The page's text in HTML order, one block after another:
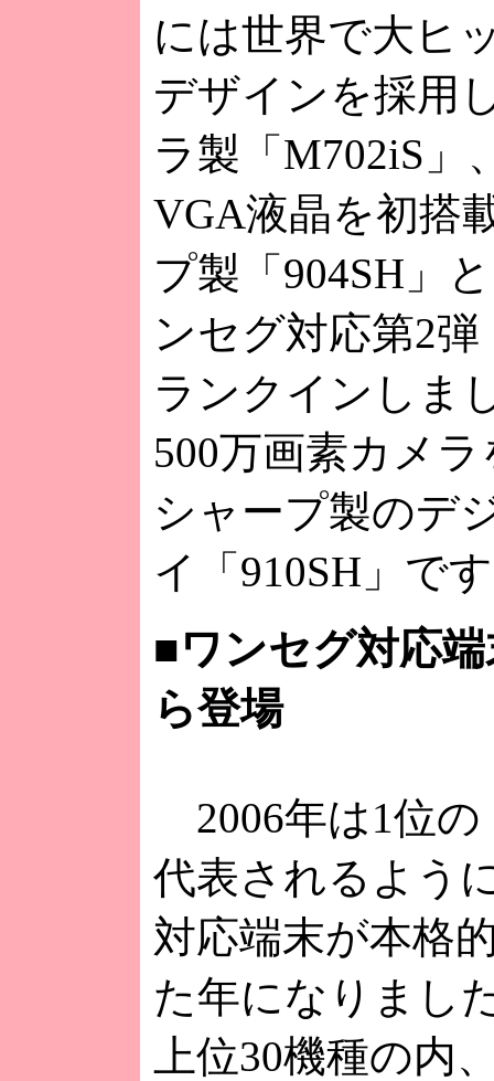
には世界で大ヒ
デザインを採用
ラ製「M702iS」
VGA液晶を初搭
プ製「904SH」
ンセグ対応第2
ランクインしま
500万画素カメ
シャープ製のデ
イ「910SH」で
■ワンセグ対応
ら登場
2006年は1位の
代表されるよう
対応端末が本格
た年になりまし
上位30機種の内